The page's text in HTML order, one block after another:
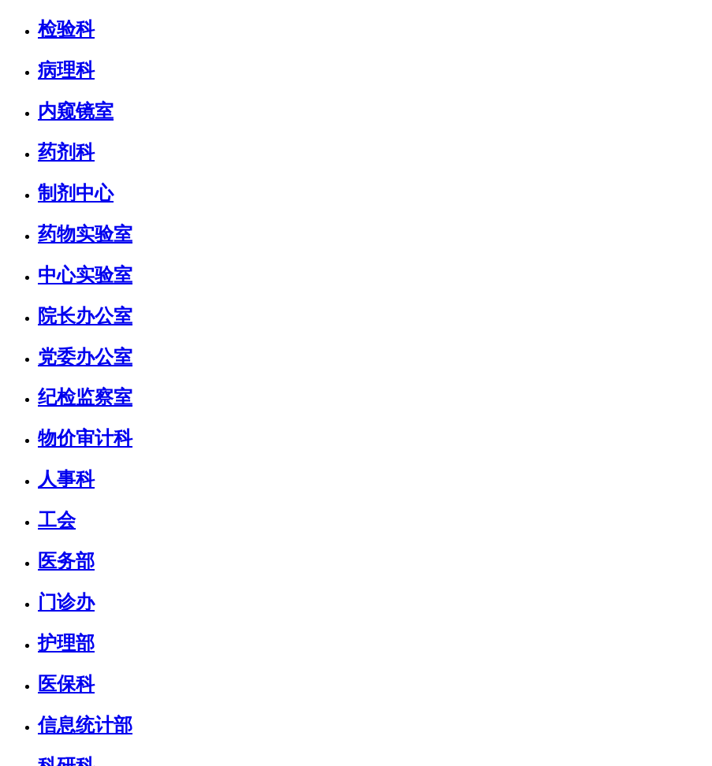
检验科
病理科
内窥镜室
药剂科
制剂中心
药物实验室
中心实验室
院长办公室
党委办公室
纪检监察室
物价审计科
人事科
工会
医务部
门诊办
护理部
医保科
信息统计部